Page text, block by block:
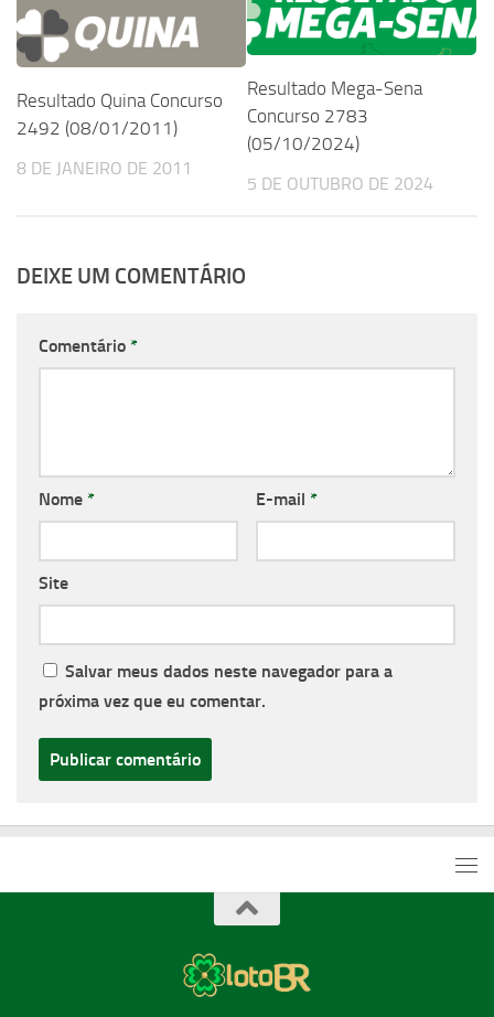
Resultado Quina Concurso
2492 (08/01/2011)
8 DE JANEIRO DE 2011
Resultado Mega-Sena
Concurso 2783
(05/10/2024)
5 DE OUTUBRO DE 2024
DEIXE UM COMENTÁRIO
Comentário *
Nome * E-mail *
Site
Salvar meus dados neste navegador para a
próxima vez que eu comentar.